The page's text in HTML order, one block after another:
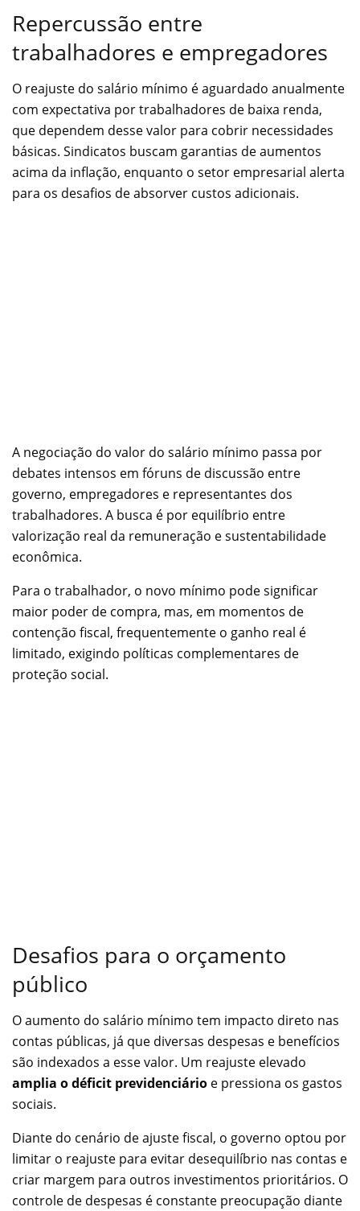
Repercussão entre
trabalhadores e empregadores
O reajuste do salário mínimo é aguardado anualmente
com expectativa por trabalhadores de baixa renda,
que dependem desse valor para cobrir necessidades
básicas. Sindicatos buscam garantias de aumentos
acima da inflação, enquanto o setor empresarial alerta
para os desafios de absorver custos adicionais.
A negociação do valor do salário mínimo passa por
debates intensos em fóruns de discussão entre
governo, empregadores e representantes dos
trabalhadores. A busca é por equilíbrio entre
valorização real da remuneração e sustentabilidade
econômica.
Para o trabalhador, o novo mínimo pode significar
maior poder de compra, mas, em momentos de
contenção fiscal, frequentemente o ganho real é
limitado, exigindo políticas complementares de
proteção social.
Desafios para o orçamento
público
O aumento do salário mínimo tem impacto direto nas
contas públicas, já que diversas despesas e benefícios
são indexados a esse valor. Um reajuste elevado
amplia o déficit previdenciário e pressiona os gastos
sociais.
Diante do cenário de ajuste fiscal, o governo optou por
limitar o reajuste para evitar desequilíbrio nas contas e
criar margem para outros investimentos prioritários. O
controle de despesas é constante preocupação diante